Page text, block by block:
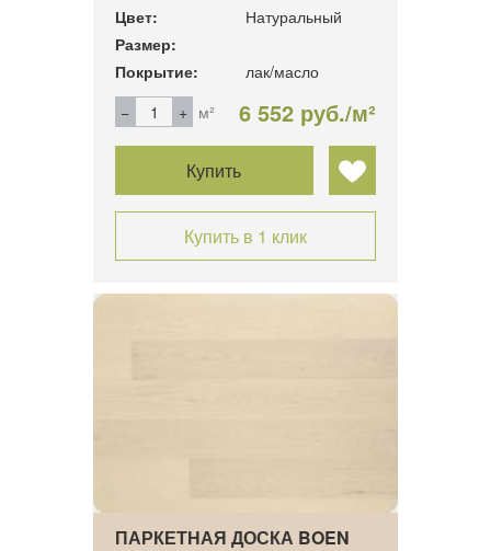
Цвет:
Натуральный
Размер:
Покрытие:
лак/масло
м²
6 552 руб./м²
Купить
Купить в 1 клик
ПАРКЕТНАЯ ДОСКА BOEN